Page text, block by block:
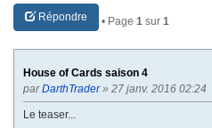
Répondre • Page 1 sur 1
House of Cards saison 4
parDarthTrader» 27 janv. 2016 02:24
Le teaser...